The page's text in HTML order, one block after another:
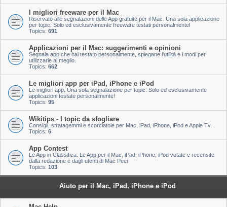
I migliori freeware per il Mac
Riservato alle segnalazioni delle App gratuite per il Mac. Una sola applicazione
per topic. Solo ed esclusivamente freeware testati personalmente!
Topics: 691
Applicazioni per il Mac: suggerimenti e opinioni
Segnala app che hai testato personalmente, spiegane l'utilità e i modi per
utilizzarle al meglio.
Topics: 662
Le migliori app per iPad, iPhone e iPod
Le migliori app. Una sola segnalazione per topic. Solo ed esclusivamente
applicazioni testate personalmente!
Topics: 95
Wikitips - I topic da sfogliare
Consigli, stratagemmi e scorciatoie per Mac, iPad, iPhone, iPod e Apple Tv.
Topics: 6
App Contest
Le App in Classifica. Le App per il Mac, iPad, iPhone, iPod votate e recensite
dalla redazione e dagli utenti di Mac Peer
Topics: 103
Aiuto per il Mac, iPad, iPhone e iPod